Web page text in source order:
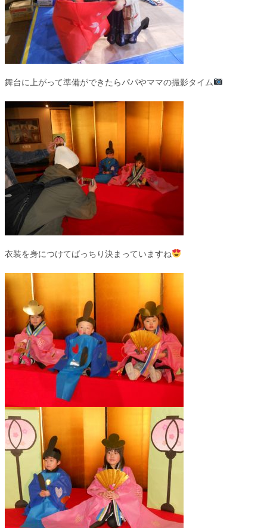
舞台に上がって準備ができたらパパやママの撮影タイム
衣装を身につけてばっちり決まっていますね